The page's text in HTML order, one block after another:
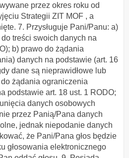
przez okres roku od
Strategii ZIT MOF , a
7. Przysługuje Pani/Panu: a)
treści swoich danych na
b) prawo do żądania
danych na podstawie (art. 16
dane są nieprawidłowe lub
żądania ograniczenia
podstawie art. 18 ust. 1 RODO;
danych osobowych
przez Panią/Pana danych
jednak niepodanie danych
że Pani/Pana głos będzie
głosowania elektronicznego